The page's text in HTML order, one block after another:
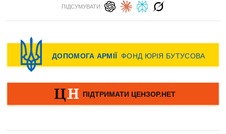
ПІДСУМУВАТИ: